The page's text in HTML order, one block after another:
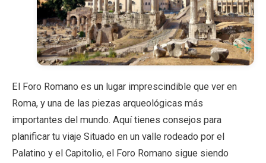
El Foro Romano es un lugar imprescindible que ver en
Roma, y una de las piezas arqueológicas más
importantes del mundo. Aquí tienes consejos para
planificar tu viaje Situado en un valle rodeado por el
Palatino y el Capitolio, el Foro Romano sigue siendo